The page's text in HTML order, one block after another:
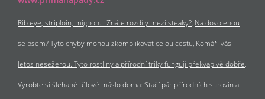
Rib eye, striploin, mignon… Znáte rozdíly mezi steaky? Na dovolenou
se psem? Tyto chyby mohou zkomplikovat celou cestu Komáři vás
letos nesežerou. Tyto rostliny a přírodní triky fungují překvapivě dobře
Vyrobte si šlehané tělové máslo doma: Stačí pár přírodních surovin a